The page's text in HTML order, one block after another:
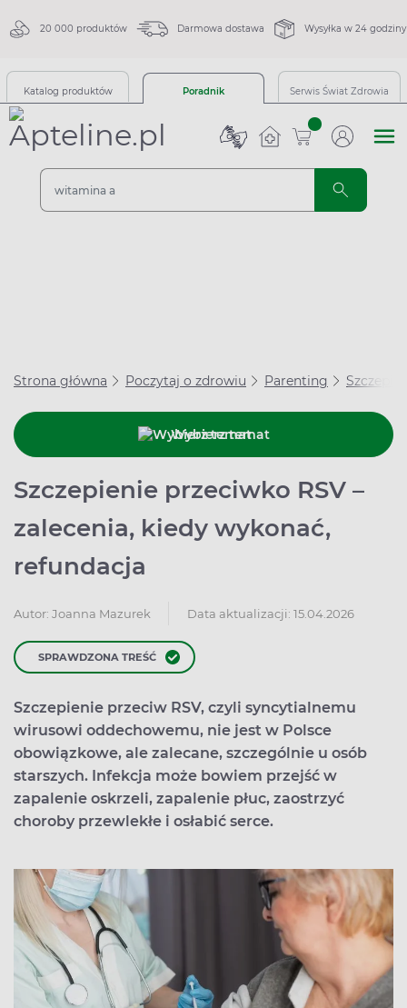
20 000 produktów Darmowa dostawa Wysyłka w 24 godziny
Katalog produktów Poradnik Serwis Świat Zdrowia
sztuk
Strona główna Poczytaj o zdrowiu Parenting
Wybierz temat
Szczepienie przeciwko RSV –
zalecenia, kiedy wykonać,
refundacja
Autor: Joanna Mazurek Data aktualizacji: 15.04.2026
SPRAWDZONA TREŚĆ
Szczepienie przeciw RSV, czyli syncytialnemu
wirusowi oddechowemu, nie jest w Polsce
obowiązkowe, ale zalecane, szczególnie u osób
starszych. Infekcja może bowiem przejść w
zapalenie oskrzeli, zapalenie płuc, zaostrzyć
choroby przewlekłe i osłabić serce.